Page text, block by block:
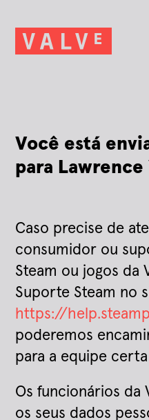
Você está
para Lawrence
Caso precise de
consumidor ou
Steam ou jogos da
Suporte Steam no
https://
poderemos
para a equipe
Os funcionários da
os seus dados